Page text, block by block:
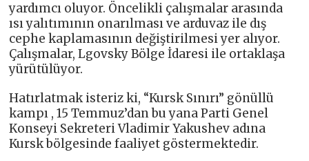
yardımcı oluyor. Öncelikli çalışmalar arasında
ısı yalıtımının onarılması ve arduvaz ile dış
cephe kaplamasının değiştirilmesi yer alıyor.
Çalışmalar, Lgovsky Bölge İdaresi ile ortaklaşa
yürütülüyor.
Hatırlatmak isteriz ki, “Kursk Sınırı” gönüllü
kampı , 15 Temmuz’dan bu yana Parti Genel
Konseyi Sekreteri Vladimir Yakushev adına
Kursk bölgesinde faaliyet göstermektedir.